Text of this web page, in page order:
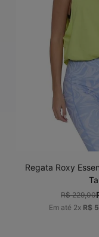
Regata Roxy
R$ 229,00
Em até 2x R$